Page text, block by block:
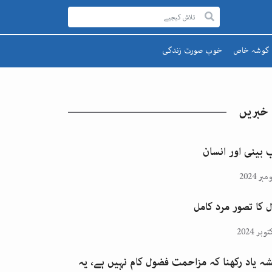
گوشہ خاص
قائد اعظم
اقبالؒ
خوب صورت زندگی
خبریں
بینی اور انسان
کا تصور مرد کامل
یاد رکھنا کہ مزاحمت فضول کام نہیں ہے، یہ